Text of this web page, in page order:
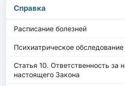
Справка
Расписание болезней
Психиатрическое обследование
Статья 10. Ответственность за
настоящего Закона